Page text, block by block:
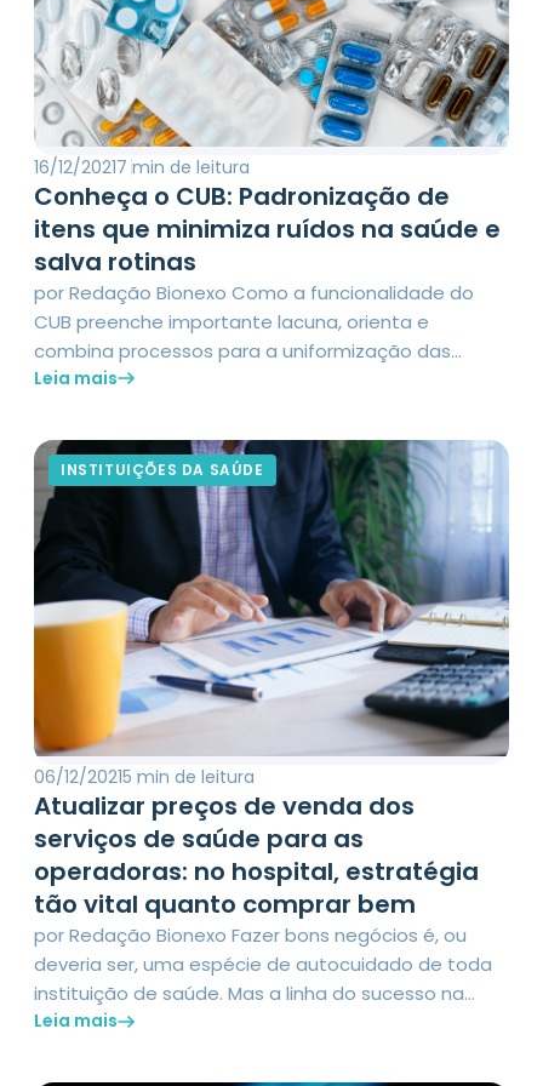
16/12/20217 min de leitura
Conheça o CUB: Padronização de
itens que minimiza ruídos na saúde e
salva rotinas
por Redação Bionexo Como a funcionalidade do
CUB preenche importante lacuna, orienta e
combina processos para a uniformização das
nomenclaturas de materiais médicos,
Bionexo. Da formação do estoque ao faturamento
nas instituições de saúde, um problema persiste.
Seja no dia a dia dos prestadores de serviços
médicos – hospitais, clínicas […]
Leia mais
INSTITUIÇÕES DA SAÚDE
06/12/20215 min de leitura
Atualizar preços de venda dos
serviços de saúde para as
operadoras: no hospital, estratégia
tão vital quanto comprar bem
por Redação Bionexo Fazer bons negócios é, ou
deveria ser, uma espécie de autocuidado de toda
instituição de saúde. Mas a linha do sucesso na
gestão de suprimentos está traçada, ainda, quase
comprar bem. Abastecimento com economia, ou
Leia mais